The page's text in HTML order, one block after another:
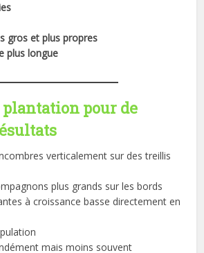
gros et plus propres
plus longue
plantation pour de
verticalement sur des treillis
plus grands sur les bords
à croissance basse directement en
mais moins souvent